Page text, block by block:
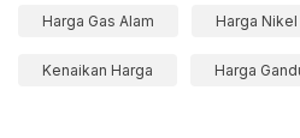
Harga Gas Alam Harga Nikel
Kenaikan Harga Harga